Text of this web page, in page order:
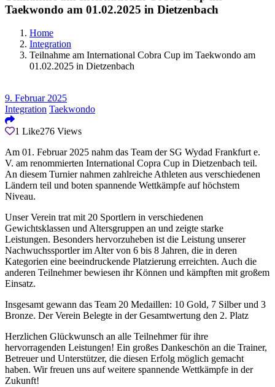
Taekwondo am 01.02.2025 in Dietzenbach
Home
Integration
Teilnahme am International Cobra Cup im Taekwondo am
01.02.2025 in Dietzenbach
9. Februar 2025
Integration Taekwondo
1 Like276 Views
Am 01. Februar 2025 nahm das Team der SG Wydad Frankfurt e.
V. am renommierten International Copra Cup in Dietzenbach teil.
An diesem Turnier nahmen zahlreiche Athleten aus verschiedenen
Ländern teil und boten spannende Wettkämpfe auf höchstem
Niveau.
Unser Verein trat mit 20 Sportlern in verschiedenen
Gewichtsklassen und Altersgruppen an und zeigte starke
Leistungen. Besonders hervorzuheben ist die Leistung unserer
Nachwuchssportler im Alter von 6 bis 8 Jahren, die in deren
Kategorien eine beeindruckende Platzierung erreichten. Auch die
anderen Teilnehmer bewiesen ihr Können und kämpften mit großem
Einsatz.
Insgesamt gewann das Team 20 Medaillen: 10 Gold, 7 Silber und 3
Bronze. Der Verein Belegte in der Gesamtwertung den 2. Platz
Herzlichen Glückwunsch an alle Teilnehmer für ihre
hervorragenden Leistungen! Ein großes Dankeschön an die Trainer,
Betreuer und Unterstützer, die diesen Erfolg möglich gemacht
haben. Wir freuen uns auf weitere spannende Wettkämpfe in der
Zukunft!